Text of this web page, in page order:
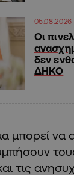
05.08.2026
Οι
δεν
ΔΗΚΟ
μπορεί να
τις